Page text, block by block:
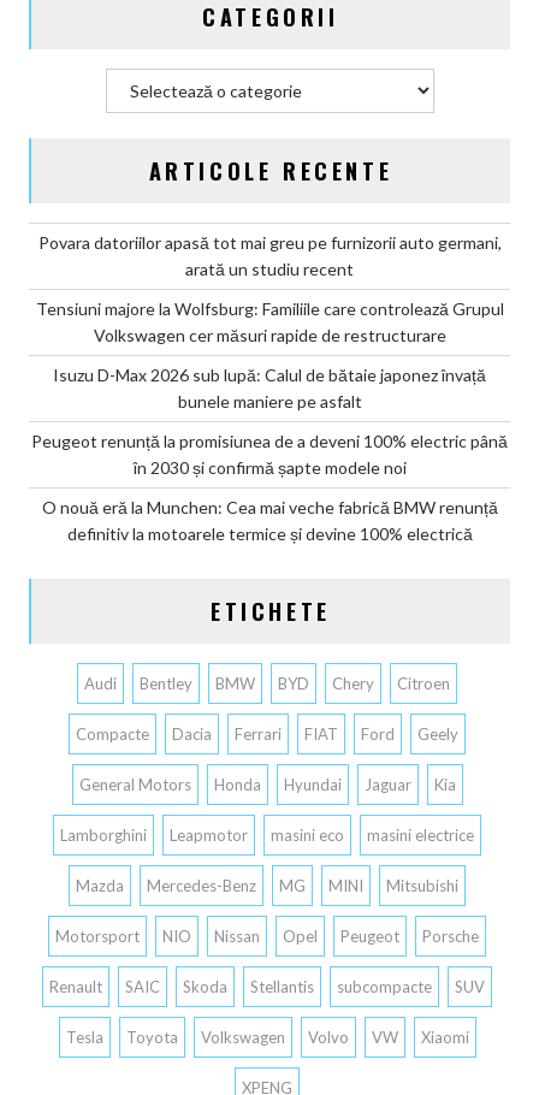
modele
CATEGORII
Categorii
ARTICOLE RECENTE
Povara datoriilor apasă tot mai greu pe furnizorii auto germani,
arată un studiu recent
Tensiuni majore la Wolfsburg: Familiile care controlează Grupul
Volkswagen cer măsuri rapide de restructurare
Isuzu D-Max 2026 sub lupă: Calul de bătaie japonez învață
bunele maniere pe asfalt
Peugeot renunță la promisiunea de a deveni 100% electric până
în 2030 și confirmă șapte modele noi
O nouă eră la Munchen: Cea mai veche fabrică BMW renunță
definitiv la motoarele termice și devine 100% electrică
ETICHETE
Audi Bentley BMW BYD Chery Citroen
Compacte Dacia Ferrari FIAT Ford Geely
General Motors Honda Hyundai Jaguar Kia
Lamborghini Leapmotor masini eco masini electrice
Mazda Mercedes-Benz MG MINI Mitsubishi
Motorsport NIO Nissan Opel Peugeot Porsche
Renault SAIC Skoda Stellantis subcompacte SUV
Tesla Toyota Volkswagen Volvo VW Xiaomi
XPENG